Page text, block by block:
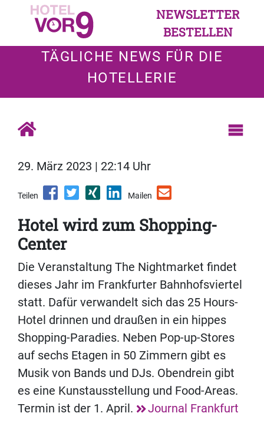
NEWSLETTER
BESTELLEN
TÄGLICHE NEWS FÜR DIE
HOTELLERIE
29. März 2023 | 22:14 Uhr
Teilen Mailen
Hotel wird zum Shopping-
Center
Die Veranstaltung The Nightmarket findet
dieses Jahr im Frankfurter Bahnhofsviertel
statt. Dafür verwandelt sich das 25 Hours-
Hotel drinnen und draußen in ein hippes
Shopping-Paradies. Neben Pop-up-Stores
auf sechs Etagen in 50 Zimmern gibt es
Musik von Bands und DJs. Obendrein gibt
es eine Kunstausstellung und Food-Areas.
Termin ist der 1. April.
Journal Frankfurt